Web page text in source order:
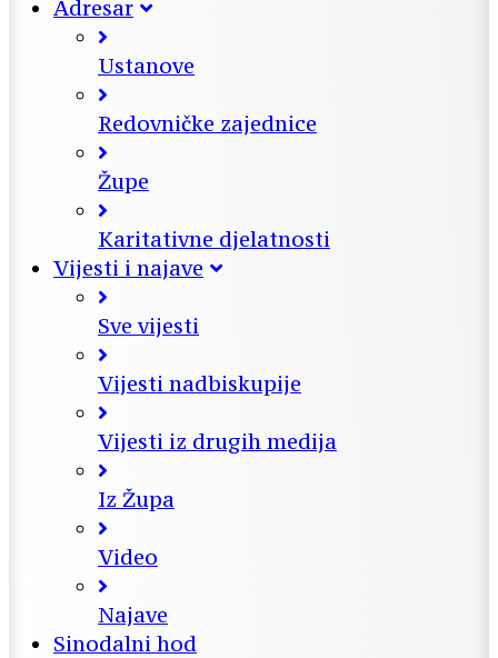
Adresar
Ustanove
Redovničke zajednice
Župe
Karitativne djelatnosti
Vijesti i najave
Sve vijesti
Vijesti nadbiskupije
Vijesti iz drugih medija
Iz Župa
Video
Najave
Sinodalni hod